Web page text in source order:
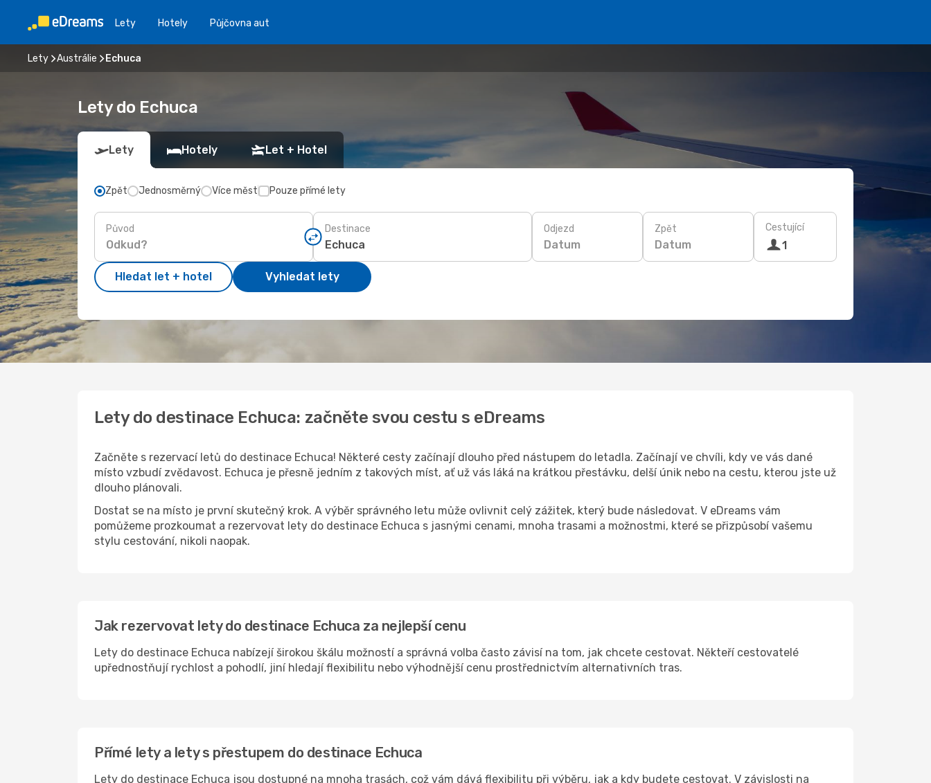
Lety Hotely Půjčovna aut
Lety Austrálie Echuca
Lety do Echuca
Lety Hotely Let + Hotel
Zpět Jednosměrný Více měst Pouze přímé lety
Původ Destinace Odjezd
Datum
Zpět
Datum
Cestující
1
Hledat let + hotel Vyhledat lety
Lety do destinace Echuca: začněte svou cestu s eDreams
Začněte s rezervací letů do destinace Echuca! Některé cesty začínají dlouho před nástupem do letadla. Začínají ve chvíli, kdy ve vás dané
místo vzbudí zvědavost. Echuca je přesně jedním z takových míst, ať už vás láká na krátkou přestávku, delší únik nebo na cestu, kterou jste už
dlouho plánovali.
Dostat se na místo je první skutečný krok. A výběr správného letu může ovlivnit celý zážitek, který bude následovat. V eDreams vám
pomůžeme prozkoumat a rezervovat lety do destinace Echuca s jasnými cenami, mnoha trasami a možnostmi, které se přizpůsobí vašemu
stylu cestování, nikoli naopak.
Jak rezervovat lety do destinace Echuca za nejlepší cenu
Lety do destinace Echuca nabízejí širokou škálu možností a správná volba často závisí na tom, jak chcete cestovat. Někteří cestovatelé
upřednostňují rychlost a pohodlí, jiní hledají flexibilitu nebo výhodnější cenu prostřednictvím alternativních tras.
Přímé lety a lety s přestupem do destinace Echuca
Lety do destinace Echuca jsou dostupné na mnoha trasách, což vám dává flexibilitu při výběru, jak a kdy budete cestovat. V závislosti na